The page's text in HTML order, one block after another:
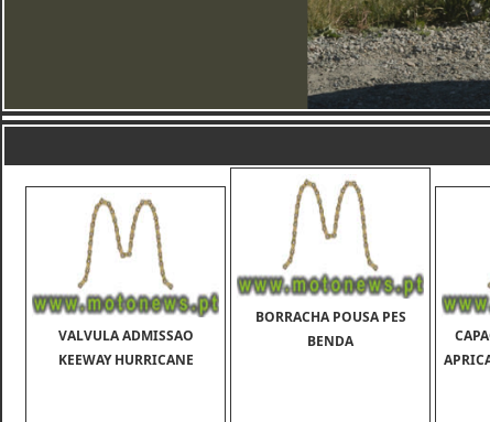
VALVULA ADMISSAO
KEEWAY HURRICANE
BORRACHA POUSA PES
BENDA